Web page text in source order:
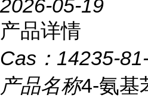
2026-05-19
产品详情
Cas： 14235-
产品名称4-氨基